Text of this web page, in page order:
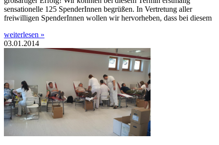
sensationelle 125 SpenderInnen begrüßen. In Vertretung aller
freiwilligen SpenderInnen wollen wir hervorheben, dass bei diesem
weiterlesen »
03.01.2014